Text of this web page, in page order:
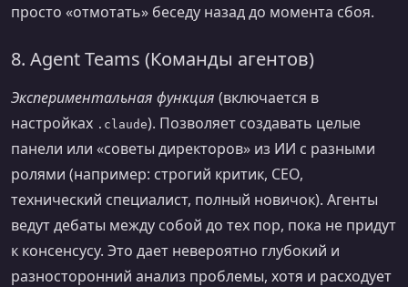
просто «отмотать» беседу назад до момента сбоя.
8. Agent Teams (Команды агентов)
Экспериментальная функция (включается в
настройках .claude). Позволяет создавать целые
панели или «советы директоров» из ИИ с разными
ролями (например: строгий критик, CEO,
технический специалист, полный новичок). Агенты
ведут дебаты между собой до тех пор, пока не придут
к консенсусу. Это дает невероятно глубокий и
разносторонний анализ проблемы, хотя и расходует